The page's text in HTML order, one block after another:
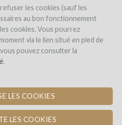
les cookies (sauf les
au bon fonctionnement
cookies. Vous pourrez
via le lien situé en pied de
pouvez consulter la
.
LES COOKIES
LES COOKIES
Billon
DE CÔTE-
remboursements en vin
Commentaires (6)